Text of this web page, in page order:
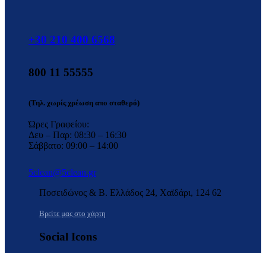
+30 210 400 6568
800 11 55555
(Τηλ. χωρίς χρέωση απο σταθερό)
Ώρες Γραφείου:
Δευ – Παρ: 08:30 – 16:30
Σάββατο: 09:00 – 14:00
5clean@5clean.gr
Ποσειδώνος & Β. Ελλάδος 24, Χαϊδάρι, 124 62
Βρείτε μας στο χάρτη
Social Icons